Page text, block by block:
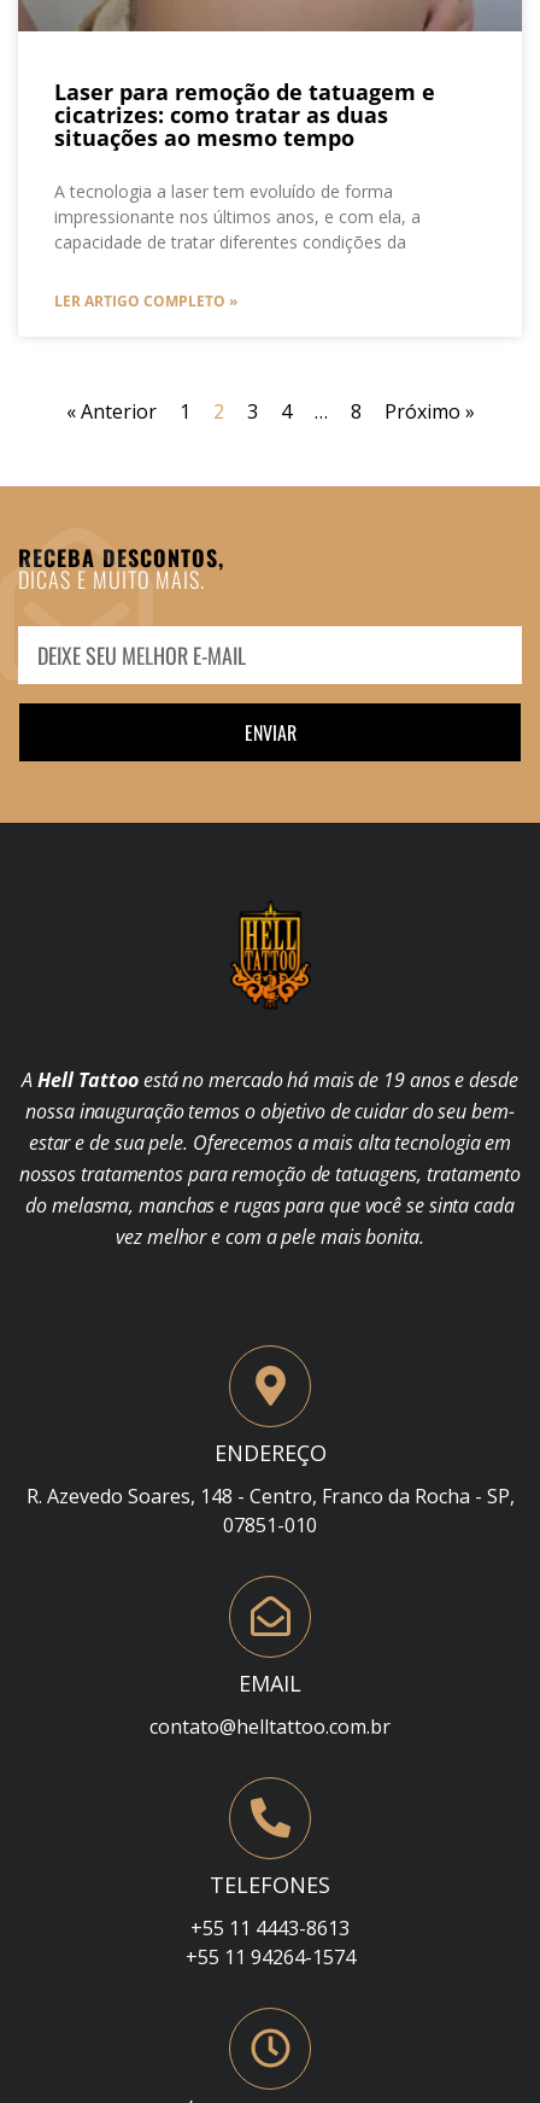
Laser para remoção de tatuagem e
cicatrizes: como tratar as duas
situações ao mesmo tempo
A tecnologia a laser tem evoluído de forma
impressionante nos últimos anos, e com ela, a
capacidade de tratar diferentes condições da
LER ARTIGO COMPLETO »
« Anterior 1 2 3 4 … 8 Próximo »
RECEBA DESCONTOS,
DICAS E MUITO MAIS.
ENVIAR
AHell Tattooestá no mercado há mais de 19 anos e desde
nossa inauguração temos o objetivo de cuidar do seu bem-
estar e de sua pele. Oferecemos a mais alta tecnologia em
nossos tratamentos para remoção de tatuagens, tratamento
do melasma, manchas e rugas para que você se sinta cada
vez melhor e com a pele mais bonita.
ENDEREÇO
R. Azevedo Soares, 148 - Centro, Franco da Rocha - SP,
07851-010
EMAIL
contato@helltattoo.com.br
TELEFONES
+55 11 4443-8613
+55 11 94264-1574